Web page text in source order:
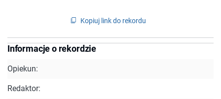
Kopiuj link do rekordu
Informacje o rekordzie
Opiekun:
Redaktor: